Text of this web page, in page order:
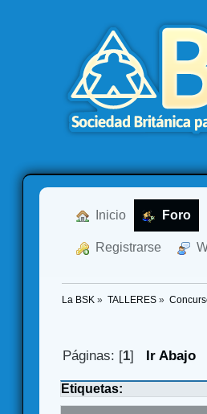
Inicio Foro
Registrarse
La BSK » TALLERES»
Páginas: [1] Ir Abajo
Etiquetas: